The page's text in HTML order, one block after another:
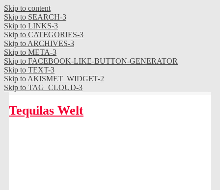
Skip to content
Skip to SEARCH-3
Skip to LINKS-3
Skip to CATEGORIES-3
Skip to ARCHIVES-3
Skip to META-3
Skip to FACEBOOK-LIKE-BUTTON-GENERATOR
Skip to TEXT-3
Skip to AKISMET_WIDGET-2
Skip to TAG_CLOUD-3
Tequilas Welt